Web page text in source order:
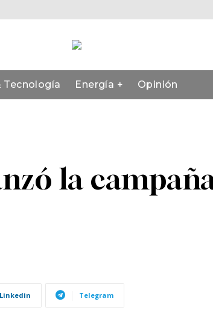
Tecnología Energía + Opinión
la
Linkedin Telegram